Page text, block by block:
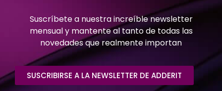
Suscríbete a nuestra increíble newsletter
mensual y mantente al tanto de todas las
novedades que realmente importan
SUSCRIBIRSE A LA NEWSLETTER DE ADDERIT